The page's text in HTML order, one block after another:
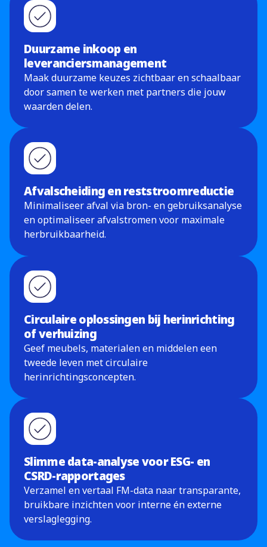
Duurzame inkoop en
leveranciersmanagement
Maak duurzame keuzes zichtbaar en schaalbaar
door samen te werken met partners die jouw
waarden delen.
Afvalscheiding en reststroomreductie
Minimaliseer afval via bron- en gebruiksanalyse
en optimaliseer afvalstromen voor maximale
herbruikbaarheid.
Circulaire oplossingen bij herinrichting
of verhuizing
Geef meubels, materialen en middelen een
tweede leven met circulaire
herinrichtingsconcepten.
Slimme data-analyse voor ESG- en
CSRD-rapportages
Verzamel en vertaal FM-data naar transparante,
bruikbare inzichten voor interne én externe
verslaglegging.